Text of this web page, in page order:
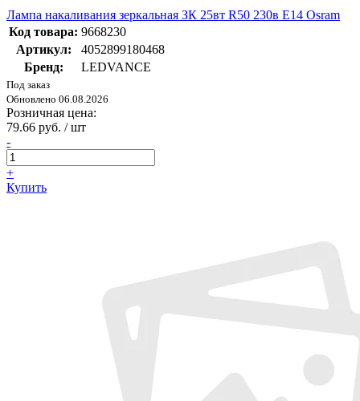
Лампа накаливания зеркальная ЗК 25вт R50 230в E14 Osram
Код товара: 9668230
Артикул:
4052899180468
Бренд:
LEDVANCE
Под заказ
Обновлено 06.08.2026
Розничная цена:
79.66 руб. / шт
-
+
Купить